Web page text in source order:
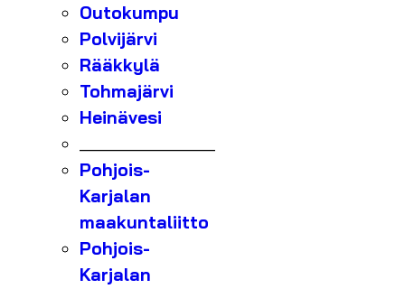
Outokumpu
Polvijärvi
Rääkkylä
Tohmajärvi
Heinävesi
Pohjois-
Karjalan
maakuntaliitto
Pohjois-
Karjalan